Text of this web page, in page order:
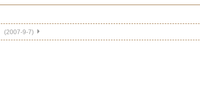
索
(2007-9-7)